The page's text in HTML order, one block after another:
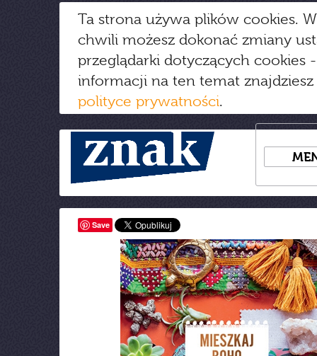
Ta strona używa plików cookies.
chwili możesz dokonać zmiany
przeglądarki dotyczących cookies
informacji na ten temat
polityce prywatności.
Save